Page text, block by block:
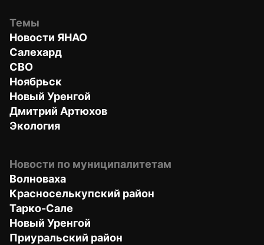
Темы
Новости ЯНАО
Салехард
СВО
Ноябрьск
Новый Уренгой
Дмитрий Артюхов
Экология
Новости по муниципалитетам
Волноваха
Красноселькупский район
Тарко-Сале
Новый Уренгой
Приуральский район